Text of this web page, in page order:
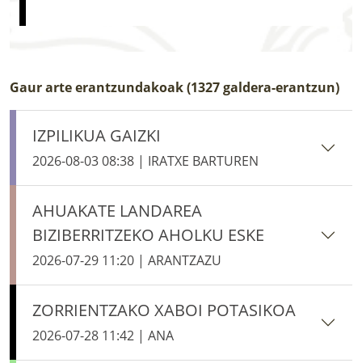
Gaur arte erantzundakoak (1327 galdera-erantzun)
IZPILIKUA GAIZKI
2026-08-03 08:38 | IRATXE BARTUREN
AHUAKATE LANDAREA
BIZIBERRITZEKO AHOLKU ESKE
2026-07-29 11:20 | ARANTZAZU
ZORRIENTZAKO XABOI POTASIKOA
2026-07-28 11:42 | ANA